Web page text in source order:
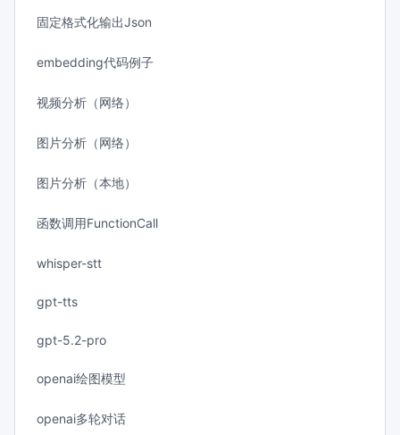
固定格式化输出Json
embedding代码例子
视频分析（网络）
图片分析（网络）
图片分析（本地）
函数调用FunctionCall
whisper-stt
gpt-tts
gpt-5.2-pro
openai绘图模型
openai多轮对话